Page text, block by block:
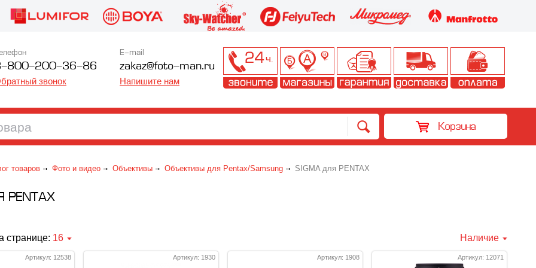
800-200-36-86
звонок
E-mail
zakaz@foto-man.ru
Напишите нам
Корзина
товаров Фото и видео Объективы Объективы для Pentax/Samsung SIGMA для PENTAX
PENTAX
странице: 16 Наличие
Артикул: 12538 Артикул: 1930 Артикул: 1908 Артикул: 12071